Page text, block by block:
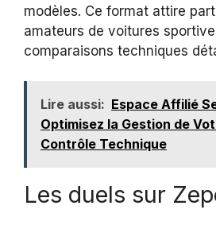
modèles. Ce format attire
amateurs de voitures
comparaisons techniques
Lire aussi: Espace Affilié
Optimisez la Gestion de
Contrôle Technique
Les duels sur